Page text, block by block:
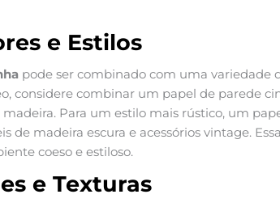
e Estilos
pode ser combinado com uma variedade
considere combinar um papel de parede
Para um estilo mais rústico, um
de madeira escura e acessórios vintage.
coeso e estiloso.
e Texturas